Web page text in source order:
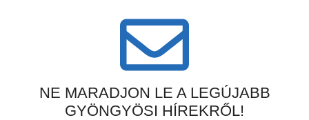
NE MARADJON LE A LEGÚJABB
GYÖNGYÖSI HÍREKRŐL!